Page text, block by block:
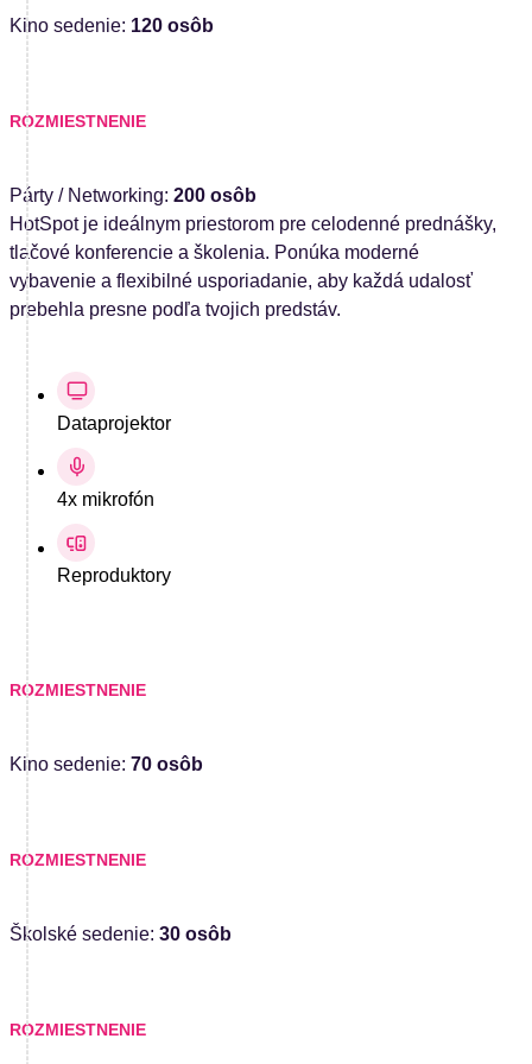
Kino sedenie: 120 osôb
ROZMIESTNENIE
Párty / Networking: 200 osôb
HotSpot je ideálnym priestorom pre celodenné prednášky,
tlačové konferencie a školenia. Ponúka moderné
vybavenie a flexibilné usporiadanie, aby každá udalosť
prebehla presne podľa tvojich predstáv.
Dataprojektor
4x mikrofón
Reproduktory
ROZMIESTNENIE
Kino sedenie: 70 osôb
ROZMIESTNENIE
Školské sedenie: 30 osôb
ROZMIESTNENIE